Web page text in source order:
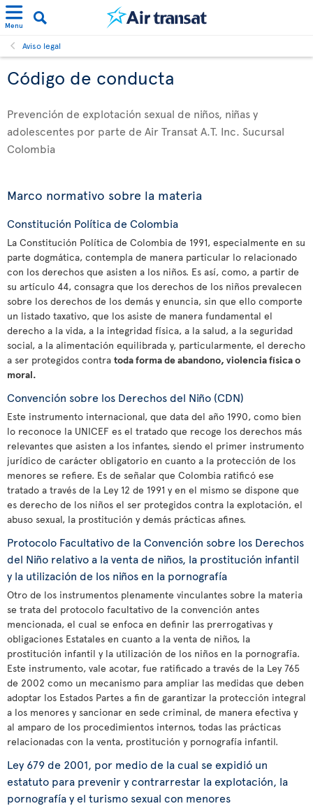
Menu
Aviso legal
Código de conducta
Prevención de explotación sexual de niños, niñas y
adolescentes por parte de Air Transat A.T. Inc. Sucursal
Colombia
Marco normativo sobre la materia
Constitución Política de Colombia
La Constitución Política de Colombia de 1991, especialmente en su
parte dogmática, contempla de manera particular lo relacionado
con los derechos que asisten a los niños. Es así, como, a partir de
su artículo 44, consagra que los derechos de los niños prevalecen
sobre los derechos de los demás y enuncia, sin que ello comporte
un listado taxativo, que los asiste de manera fundamental el
derecho a la vida, a la integridad física, a la salud, a la seguridad
social, a la alimentación equilibrada y, particularmente, el derecho
a ser protegidos contra toda forma de abandono, violencia física o
moral.
Convención sobre los Derechos del Niño (CDN)
Este instrumento internacional, que data del año 1990, como bien
lo reconoce la UNICEF es el tratado que recoge los derechos más
relevantes que asisten a los infantes, siendo el primer instrumento
jurídico de carácter obligatorio en cuanto a la protección de los
menores se refiere. Es de señalar que Colombia ratificó ese
tratado a través de la Ley 12 de 1991 y en el mismo se dispone que
es derecho de los niños el ser protegidos contra la explotación, el
abuso sexual, la prostitución y demás prácticas afines.
Protocolo Facultativo de la Convención sobre los Derechos
del Niño relativo a la venta de niños, la prostitución infantil
y la utilización de los niños en la pornografía
Otro de los instrumentos plenamente vinculantes sobre la materia
se trata del protocolo facultativo de la convención antes
mencionada, el cual se enfoca en definir las prerrogativas y
obligaciones Estatales en cuanto a la venta de niños, la
prostitución infantil y la utilización de los niños en la pornografía.
Este instrumento, vale acotar, fue ratificado a través de la Ley 765
de 2002 como un mecanismo para ampliar las medidas que deben
adoptar los Estados Partes a fin de garantizar la protección integral
a los menores y sancionar en sede criminal, de manera efectiva y
al amparo de los procedimientos internos, todas las prácticas
relacionadas con la venta, prostitución y pornografía infantil.
Ley 679 de 2001, por medio de la cual se expidió un
estatuto para prevenir y contrarrestar la explotación, la
pornografía y el turismo sexual con menores